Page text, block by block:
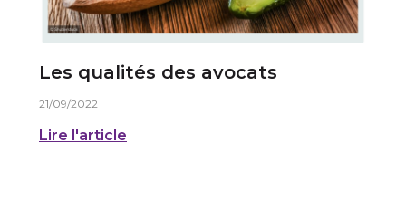
Les qualités des avocats
21/09/2022
Lire l'article